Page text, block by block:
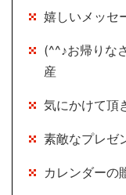
嬉しいメッ
(^^♪お帰り
産
気にかけて
素敵なプレ
カレンダー